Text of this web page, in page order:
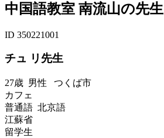
中国語教室 南流山の先生
ID 350221001
チュ リ先生
27歳 男性 つくば市
カフェ
普通語 北京語
江蘇省
留学生